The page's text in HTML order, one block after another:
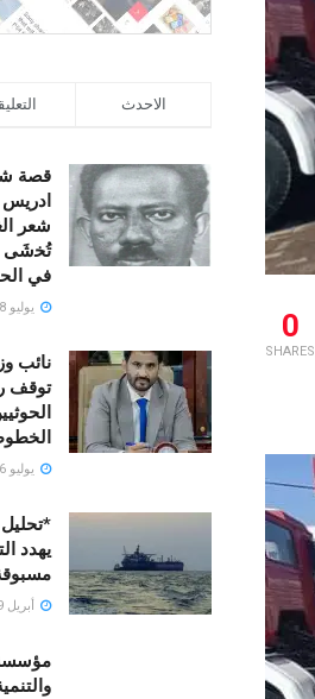
0
SHARES
الاحدث
قصة
شعر
ﺗُﺨشَى
ﻓﻲ
يوليو 8, 2023
نائب
توقف
يوليو 16, 2026
يهدد
أبريل 9, 2026
مؤسسة